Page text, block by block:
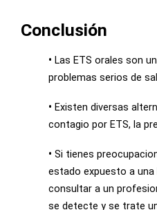
Conclusión
• Las ETS orales son
problemas serios de
• Existen diversas
contagio por ETS, la
• Si tienes
estado expuesto a una
consultar a un
se detecte y se trate